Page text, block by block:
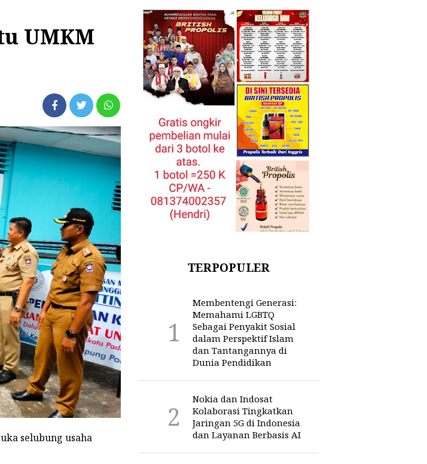
UMKM
selubung usaha
TERPOPULER
Membentengi Generasi:
Memahami LGBTQ
Sebagai Penyakit Sosial
dalam Perspektif Islam
dan Tantangannya di
Dunia Pendidikan
Nokia dan Indosat
Kolaborasi Tingkatkan
Jaringan 5G di Indonesia
dan Layanan Berbasis AI